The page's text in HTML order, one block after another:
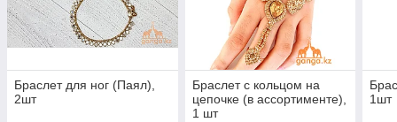
Браслет для ног (Паял),
2шт
Браслет с кольцом на
цепочке (в ассортименте),
1 шт
1шт